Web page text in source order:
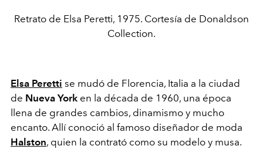
Retrato de Elsa Peretti, 1975. Cortesía de Donaldson
Collection.
Elsa Peretti se mudó de Florencia, Italia a la ciudad
de Nueva York en la década de 1960, una época
llena de grandes cambios, dinamismo y mucho
encanto. Allí conoció al famoso diseñador de moda
Halston, quien la contrató como su modelo y musa.